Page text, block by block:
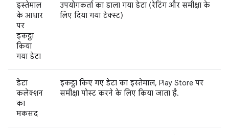
इस्तेमाल
के आधार
पर
इकट्ठा
किया
गया डेटा
उपयोगकर्ता का डाला गया डेटा (रेटिंग और समीक्षा के
लिए दिया गया टेक्स्ट)
डेटा
कलेक्शन
का
मकसद
इकट्ठा किए गए डेटा का इस्तेमाल, Play Store पर
समीक्षा पोस्ट करने के लिए किया जाता है.